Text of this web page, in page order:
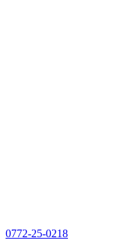
0772-25-0218